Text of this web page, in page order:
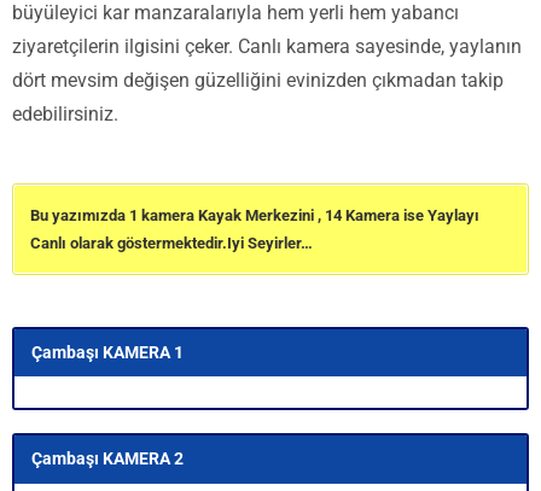
büyüleyici kar manzaralarıyla hem yerli hem yabancı
ziyaretçilerin ilgisini çeker. Canlı kamera sayesinde, yaylanın
dört mevsim değişen güzelliğini evinizden çıkmadan takip
edebilirsiniz.
Bu yazımızda 1 kamera Kayak Merkezini , 14 Kamera ise Yaylayı
Canlı olarak göstermektedir.Iyi Seyirler…
Çambaşı KAMERA 1
Çambaşı KAMERA 2